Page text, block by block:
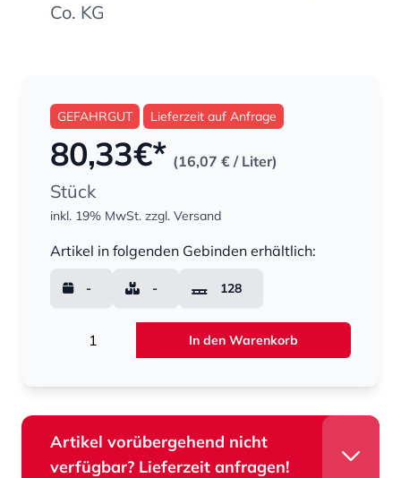
Co. KG
GEFAHRGUT Lieferzeit auf Anfrage
80,33€* (16,07 € / Liter)
Stück
inkl. 19% MwSt. zzgl. Versand
Artikel in folgenden Gebinden erhältlich:
- - 128
In den Warenkorb
Artikel vorübergehend nicht
verfügbar? Lieferzeit anfragen!